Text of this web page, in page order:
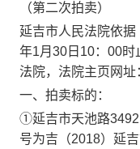
（第二次拍卖）
延吉市人民法院依
年1月 30 日 10： 00时
法院，法院主页网址
一、 拍卖标的：
①延吉市天池路3492
号为吉（2018）延